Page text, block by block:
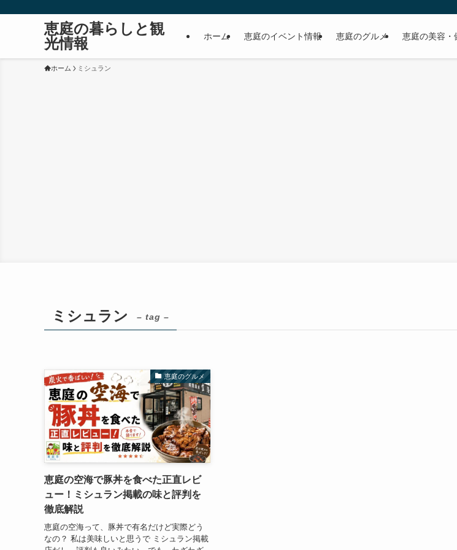
恵庭の暮らしと観
光情報
ホーム 恵庭のイベント情報 恵庭のグルメ 恵庭の美容・
ホーム ミシュラン
ミシュラン – tag –
恵庭のグルメ
恵庭の空海で豚丼を食べた正直レビ
ュー！ミシュラン掲載の味と評判を
徹底解説
恵庭の空海って、豚丼で有名だけど実際どう
なの？ 私は美味しいと思うで ミシュラン掲載